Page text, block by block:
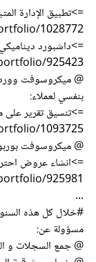
=>تطبيق الإدارة
1028772
=>داشبورد
925423
@ ميكروسوفت
بنفسي لعملاء:
=>تنسيق تقرير
1093725
@ ميكروسوفت
=>انشاء عروض
925981
...
#خلال كل هذه
مسؤولة عن:
@ جمع السجلات و